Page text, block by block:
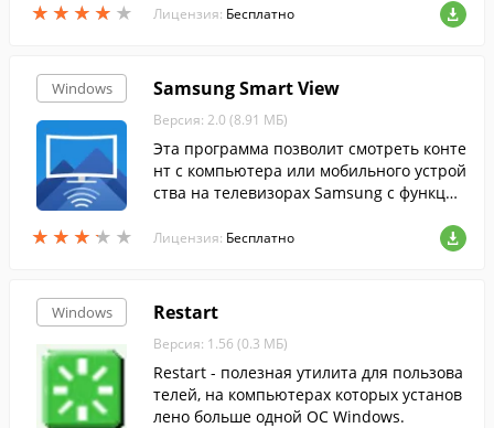
★ ★ ★ ★ ★
★ ★ ★ ★ ★ Лицензия: Бесплатно
Windows
★ ★ ★ ★ ★
★ ★ ★ ★ ★
Samsung Smart View
Версия: 2.0 (8.91 МБ)
Эта программа позволит смотреть конте
нт с компьютера или мобильного устрой
ства на телевизорах Samsung с функцие
Лицензия: Бесплатно
Windows Restart
Версия: 1.56 (0.3 МБ)
Restart - полезная утилита для пользова
телей, на компьютерах которых установ
лено больше одной ОС Windows.